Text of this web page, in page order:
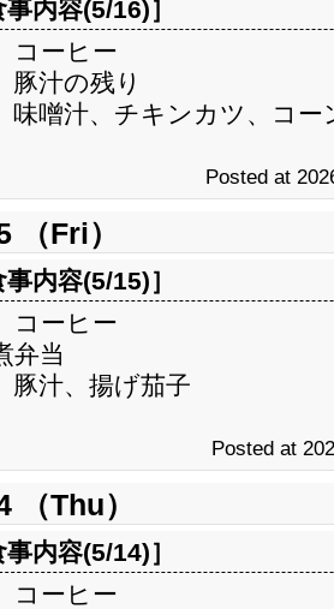
事内容(5/16)］
コーヒー
豚汁の残り
味噌汁、チキンカツ、コー
Posted at
（Fri）
事内容(5/15)］
コーヒー
弁当
豚汁、揚げ茄子
Posted at
（Thu）
事内容(5/14)］
コーヒー